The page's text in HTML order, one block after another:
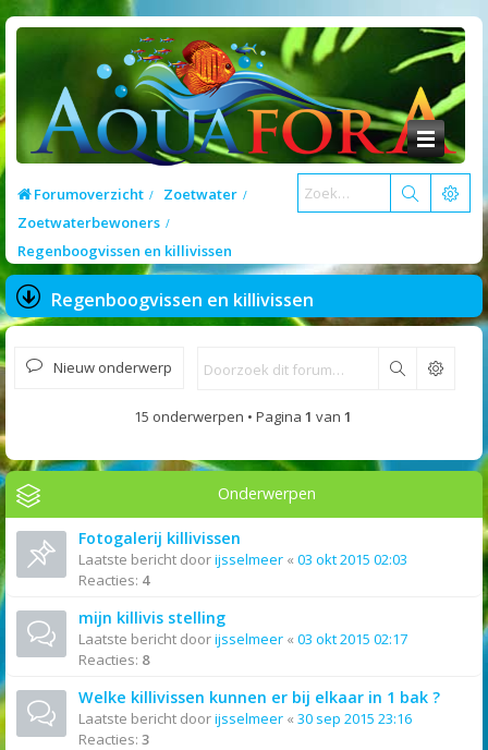
Forumoverzicht
Zoetwater
Zoetwaterbewoners
Regenboogvissen en killivissen
Regenboogvissen en killivissen
Nieuw onderwerp Zoek
15 onderwerpen • Pagina 1 van 1
Onderwerpen
Fotogalerij killivissen
Laatste bericht doorijsselmeer « 03 okt 2015 02:03
Reacties: 4
mijn killivis stelling
Laatste bericht doorijsselmeer « 03 okt 2015 02:17
Reacties: 8
Welke killivissen kunnen er bij elkaar in 1 bak ?
Laatste bericht doorijsselmeer « 30 sep 2015 23:16
Reacties: 3